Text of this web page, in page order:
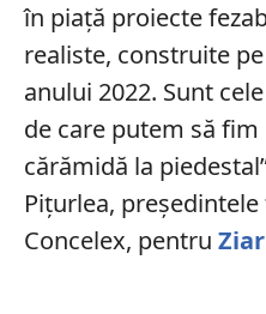
în piaţă proiecte
realiste, construite
anului 2022. Sunt
de care putem să
cărămidă la
Piţurlea,
Concelex, pentru